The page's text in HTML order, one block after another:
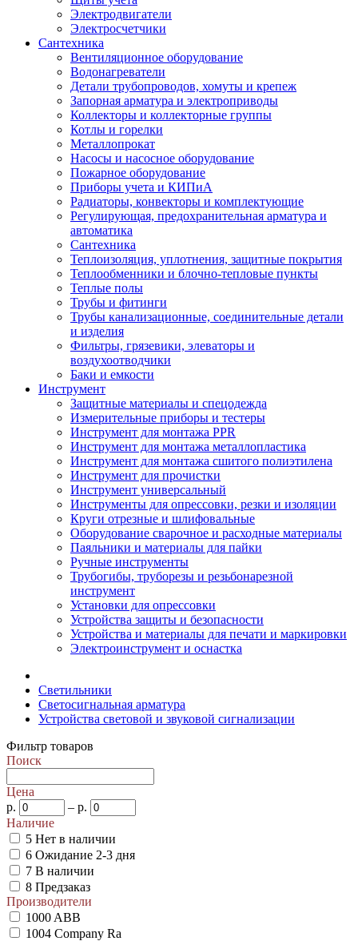
Электродвигатели
Электросчетчики
Сантехника
Вентиляционное оборудование
Водонагреватели
Детали трубопроводов, хомуты и крепеж
Запорная арматура и электроприводы
Коллекторы и коллекторные группы
Котлы и горелки
Металлопрокат
Насосы и насосное оборудование
Пожарное оборудование
Приборы учета и КИПиА
Радиаторы, конвекторы и комплектующие
Регулирующая, предохранительная арматура и
автоматика
Сантехника
Теплоизоляция, уплотнения, защитные покрытия
Теплообменники и блочно-тепловые пункты
Теплые полы
Трубы и фитинги
Трубы канализационные, соединительные детали
и изделия
Фильтры, грязевики, элеваторы и
воздухоотводчики
Баки и емкости
Инструмент
Защитные материалы и спецодежда
Измерительные приборы и тестеры
Инструмент для монтажа PPR
Инструмент для монтажа металлопластика
Инструмент для монтажа сшитого полиэтилена
Инструмент для прочистки
Инструмент универсальный
Инструменты для опрессовки, резки и изоляции
Круги отрезные и шлифовальные
Оборудование сварочное и расходные материалы
Паяльники и материалы для пайки
Ручные инструменты
Трубогибы, труборезы и резьбонарезной
инструмент
Установки для опрессовки
Устройства защиты и безопасности
Устройства и материалы для печати и маркировки
Электроинструмент и оснастка
Светильники
Светосигнальная арматура
Устройства световой и звуковой сигнализации
Фильтр товаров
Поиск
Цена
р.
– р.
Наличие
5 Нет в наличии
6 Ожидание 2-3 дня
7 В наличии
8 Предзаказ
Производители
1000 ABB
1004 Company Ra